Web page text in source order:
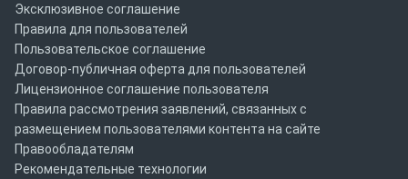
Эксклюзивное соглашение
Правила для пользователей
Пользовательское соглашение
Договор-публичная оферта для пользователей
Лицензионное соглашение пользователя
Правила рассмотрения заявлений, связанных с
размещением пользователями контента на сайте
Правообладателям
Рекомендательные технологии